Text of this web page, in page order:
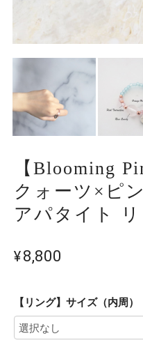
【Blooming
クォーツ×ピ
アパタイト
¥8,800
【リング】サイズ（内周）